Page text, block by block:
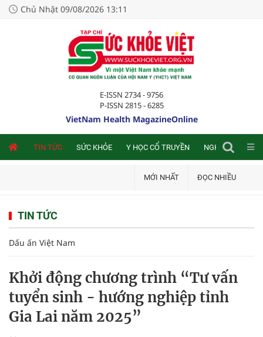
Chủ Nhật 09/08/2026 13:11
E-ISSN 2734 - 9756
P-ISSN 2815 - 6285
VietNam Health MagazineOnline
TIN TỨC SỨC KHỎE Y HỌC CỔ TRUYỀN NGHIÊN CỨU
MỚI NHẤT ĐỌC NHIỀU
TIN TỨC
Dấu ấn Việt Nam
Khởi động chương trình “Tư vấn
tuyển sinh - hướng nghiệp tỉnh
Gia Lai năm 2025”